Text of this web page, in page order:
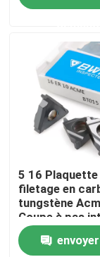
À propos de
Visite de
Contrôle de
Nous
Nouvelles
TNMG 160404
5 16 Plaquette
filetage en
tungstène
Coupe à pas